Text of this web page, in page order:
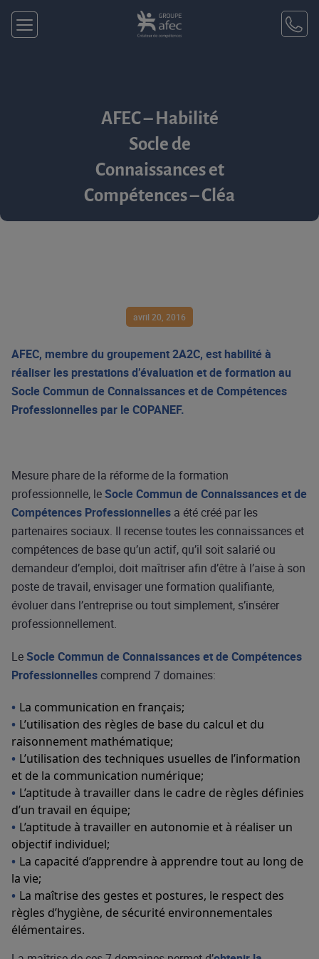
AFEC – Habilité
Socle de
Connaissances et
Compétences – Cléa
avril 20, 2016
AFEC, membre du groupement 2A2C, est habilité à
réaliser les prestations d’évaluation et de formation au
Socle Commun de Connaissances et de Compétences
Professionnelles par le COPANEF.
Mesure phare de la réforme de la formation
professionnelle, leSocle Commun de Connaissances et de
Compétences Professionnelles a été créé par les
partenaires sociaux. Il recense toutes les connaissances et
compétences de base qu’un actif, qu’il soit salarié ou
demandeur d’emploi, doit maîtriser afin d’être à l’aise à son
poste de travail, envisager une formation qualifiante,
évoluer dans l’entreprise ou tout simplement, s’insérer
professionnellement.
LeSocle Commun de Connaissances et de Compétences
Professionnellescomprend 7 domaines:
La communication en français;
L’utilisation des règles de base du calcul et du
raisonnement mathématique;
L’utilisation des techniques usuelles de l’information
et de la communication numérique;
L’aptitude à travailler dans le cadre de règles définies
d’un travail en équipe;
L’aptitude à travailler en autonomie et à réaliser un
objectif individuel;
La capacité d’apprendre à apprendre tout au long de
la vie;
La maîtrise des gestes et postures, le respect des
règles d’hygiène, de sécurité environnementales
élémentaires.